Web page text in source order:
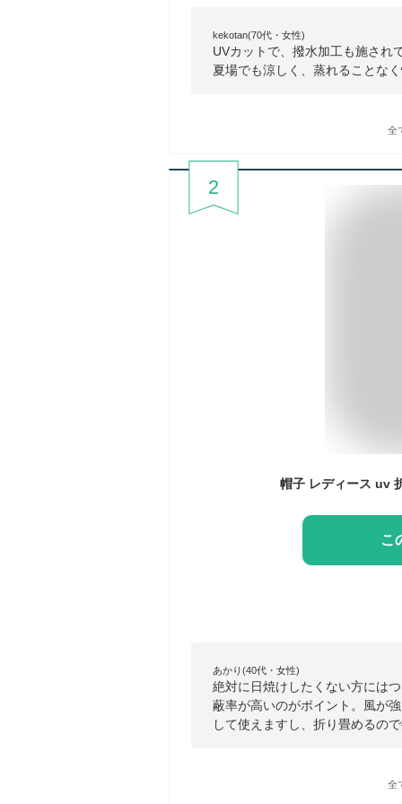
kekotan(70代・女性)
UVカットで、撥水加工も施され
夏場でも涼しく、蒸れることな
全
2
こ
あかり(40代・女性)
絶対に日焼けしたくない方には
蔽率が高いのがポイント。風が
して使えますし、折り畳めるの
全